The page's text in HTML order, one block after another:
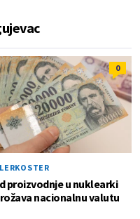
0
proizvodnje u nuklearki
nacionalnu valutu